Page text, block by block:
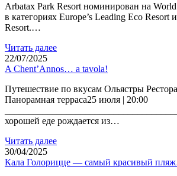
Arbatax Park Resort номинирован на
в категориях Europe’s Leading Eco Resort
Resort.…
Читать далее
22/07/2025
A Chent’Annos… a tavola!
Путешествие по вкусам Ольястры
Панорамная терраса25 июля | 20:00
хорошей еде рождается из…
Читать далее
30/04/2025
Кала Голорицце — самый красивый